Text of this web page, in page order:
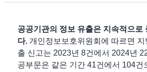
공공기관의 정보 유출은 지속적으로
다. 개인정보보호위원회에 따르면
출 신고는 2023년 8건에서 2024년
공부문은 같은 기간 41건에서 104건